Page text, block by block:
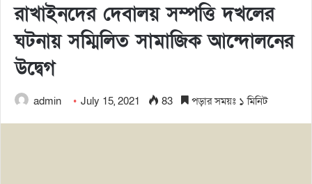
রাখাইনদের দেবালয় সম্পত্তি দখলের
ঘটনায় সম্মিলিত সামাজিক আন্দোলনের
উদ্বেগ
admin July 15, 2021 83 পড়ার সময়ঃ ১ মিনিট